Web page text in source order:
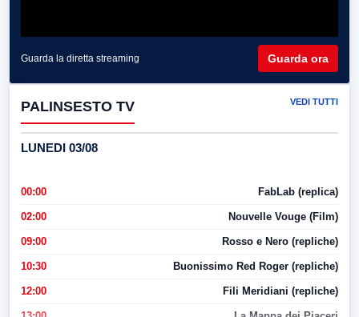
Guarda la diretta streaming Guarda ora
PALINSESTO TV VEDI TUTTI
LUNEDI 03/08
00:00 FabLab (replica)
02:00 Nouvelle Vouge (Film)
09:00 Rosso e Nero (repliche)
10:30 Buonissimo Red Roger (repliche)
12:00 Fili Meridiani (repliche)